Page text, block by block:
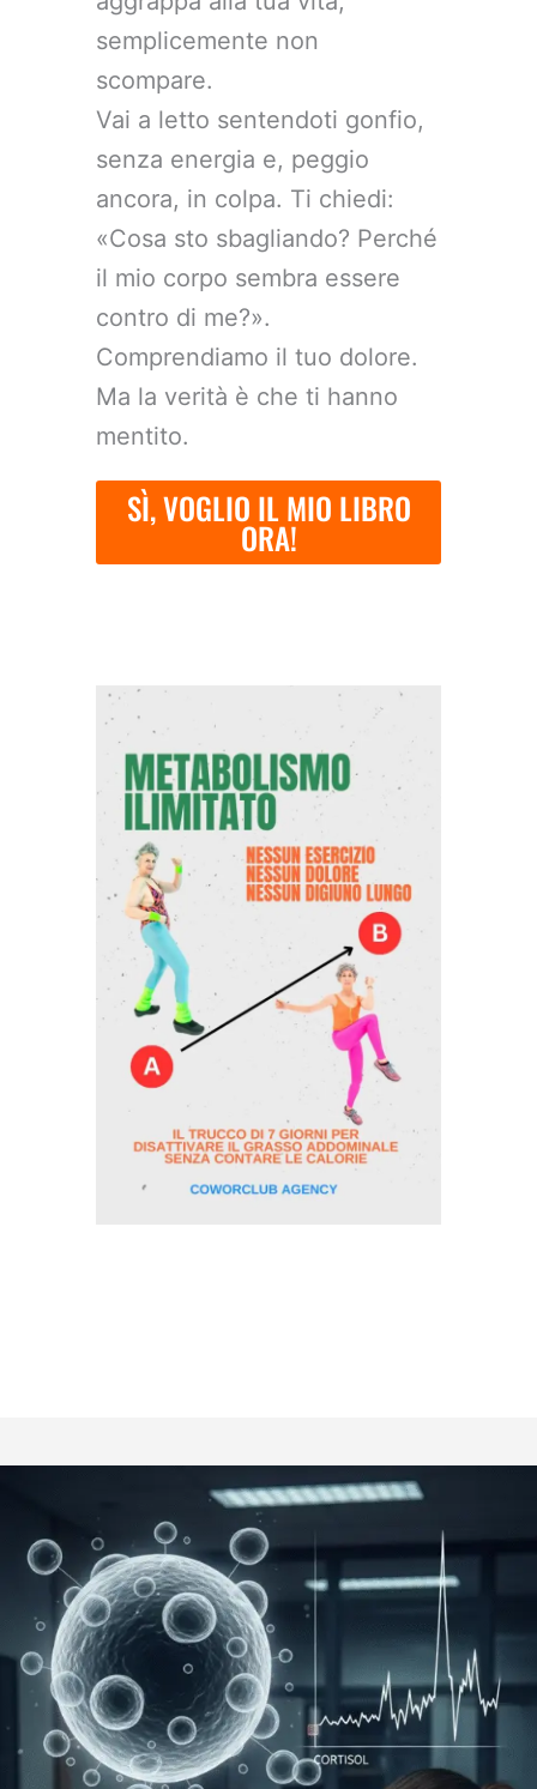
semplicemente non
scompare.
Vai a letto sentendoti gonfio,
senza energia e, peggio
ancora, in colpa. Ti chiedi:
«Cosa sto sbagliando? Perché
il mio corpo sembra essere
contro di me?».
Comprendiamo il tuo dolore.
Ma la verità è che ti hanno
mentito.
SÌ, VOGLIO IL MIO LIBRO
ORA!